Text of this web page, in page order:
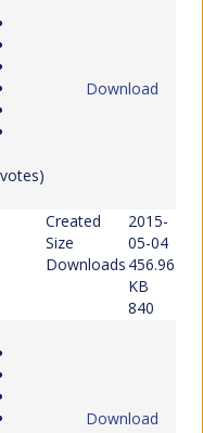
Download
Created
Size
Downloads
2015-
05-04
456.96
KB
840
Download